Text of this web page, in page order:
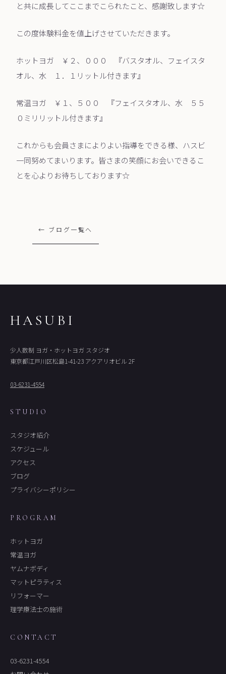
と共に成長してここまでこられたこと、感謝致します☆
この度体験料金を値上げさせていただきます。
ホットヨガ ￥２、０００ 『バスタオル、フェイスタ
オル、水 １．１リットル付きます』
常温ヨガ ￥１、５００ 『フェイスタオル、水 ５５
０ミリリットル付きます』
これからも会員さまによりよい指導をできる様、ハスビ
一同努めてまいります。皆さまの笑顔にお会いできるこ
とを心よりお待ちしております☆
← ブログ一覧へ
HASUBI
少人数制 ヨガ・ホットヨガ スタジオ
東京都江戸川区松島1-41-23 アクアリオビル 2F
03-6231-4554
STUDIO
スタジオ紹介
スケジュール
アクセス
ブログ
プライバシーポリシー
PROGRAM
ホットヨガ
常温ヨガ
ヤムナボディ
マットピラティス
リフォーマー
理学療法士の施術
CONTACT
03-6231-4554